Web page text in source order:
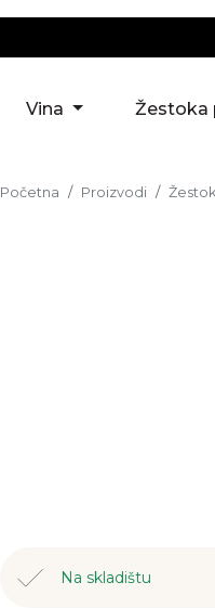
Vina Žestoka
Početna Proizvodi
Na skladištu